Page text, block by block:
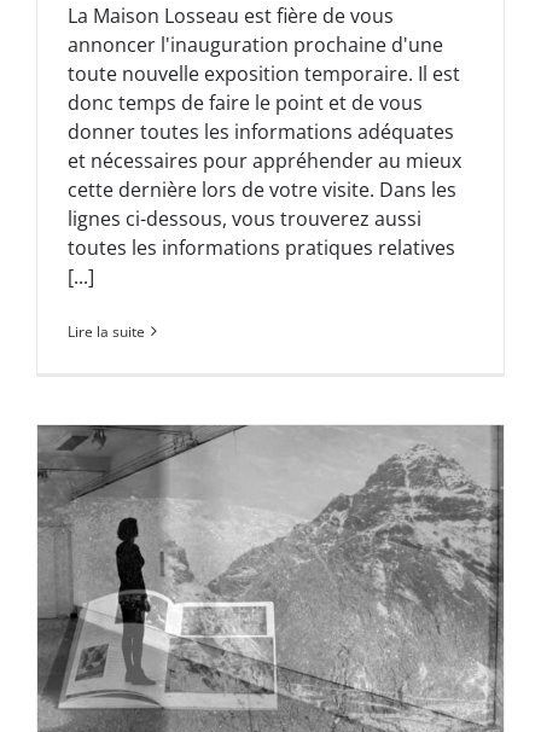
La Maison Losseau est fière de vous
annoncer l'inauguration prochaine d'une
toute nouvelle exposition temporaire. Il est
donc temps de faire le point et de vous
donner toutes les informations adéquates
et nécessaires pour appréhender au mieux
cette dernière lors de votre visite. Dans les
lignes ci-dessous, vous trouverez aussi
toutes les informations pratiques relatives
[...]
Lire la suite